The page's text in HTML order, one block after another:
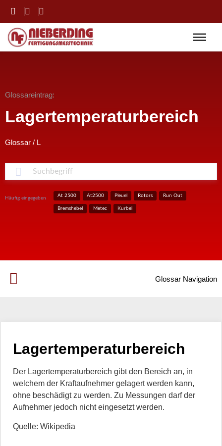
Glossareintrag:
Lagertemperaturbereich
Glossar / L
Häufig eingegeben At 2500 At2500 Pleuel Rotors Run Out
Bremshebel Metec Kurbel
Glossar Navigation
Lagertemperaturbereich
Der Lagertemperaturbereich gibt den Bereich an, in
welchem der Kraftaufnehmer gelagert werden kann,
ohne beschädigt zu werden. Zu Messungen darf der
Aufnehmer jedoch nicht eingesetzt werden.
Quelle: Wikipedia